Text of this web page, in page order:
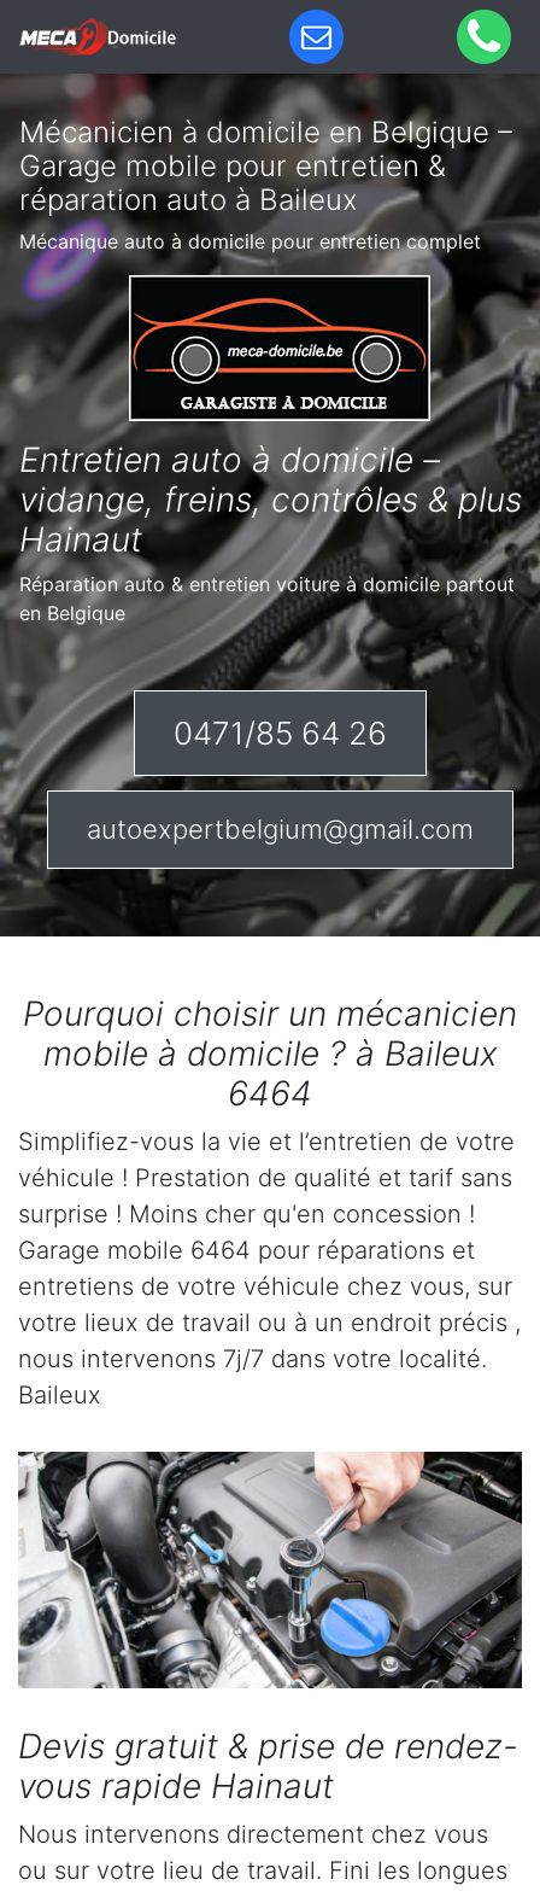
Mécanicien à domicile en Belgique –
Garage mobile pour entretien &
réparation auto à Baileux
Mécanique auto à domicile pour entretien complet
Entretien auto à domicile –
vidange, freins, contrôles & plus
Hainaut
Réparation auto & entretien voiture à domicile partout
en Belgique
0471/85 64 26
autoexpertbelgium@gmail.com
Pourquoi choisir un mécanicien
mobile à domicile ? à Baileux
6464
Simplifiez-vous la vie et l’entretien de votre
véhicule ! Prestation de qualité et tarif sans
surprise ! Moins cher qu'en concession !
Garage mobile 6464 pour réparations et
entretiens de votre véhicule chez vous, sur
votre lieux de travail ou à un endroit précis ,
nous intervenons 7j/7 dans votre localité.
Baileux
Devis gratuit & prise de rendez-
vous rapide Hainaut
Nous intervenons directement chez vous
ou sur votre lieu de travail. Fini les longues